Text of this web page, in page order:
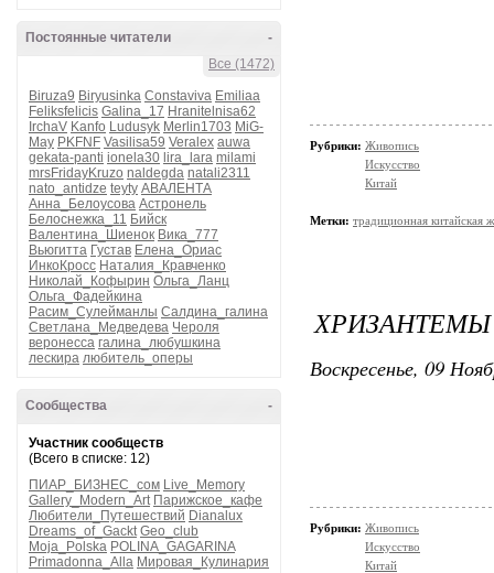
-
Постоянные читатели
Все (1472)
Biruza9 Biryusinka Constaviva Emiliaa
Feliksfelicis Galina_17 Hranitelnisa62
IrchaV Kanfo Ludusyk Merlin1703 MiG-
May PKFNF Vasilisa59 Veralex auwa
gekata-panti ionela30 lira_lara milami
mrsFridayKruzo naldegda natali2311
nato_antidze teyty АВАЛЕНТА
Анна_Белоусова Астронель
Белоснежка_11 Бийск
Валентина_Шиенок Вика_777
Вьюгитта Густав Елена_Ориас
ИнкоКросс Наталия_Кравченко
Николай_Кофырин Ольга_Ланц
Ольга_Фадейкина
Расим_Сулейманлы Салдина_галина
Светлана_Медведева Чероля
веронесса галина_любушкина
лескира любитель_оперы
-
Сообщества
Участник сообществ
(Всего в списке: 12)
ПИАР_БИЗНЕС_сом Live_Memory
Gallery_Modern_Art Парижское_кафе
Любители_Путешествий Dianalux
Dreams_of_Gackt Geo_club
Moja_Polska POLINA_GAGARINA
Primadonna_Alla Мировая_Кулинария
Рубрики: Живопись
Искусство
Китай
Метки: традиционная китайская
ХРИЗАНТЕМЫ
Воскресенье, 09
Рубрики: Живопись
Искусство
Китай